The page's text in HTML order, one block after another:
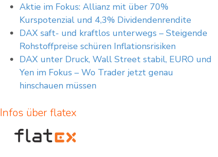
Aktie im Fokus: Allianz mit über 70%
Kurspotenzial und 4,3% Dividendenrendite
DAX saft- und kraftlos unterwegs – Steigende
Rohstoffpreise schüren Inflationsrisiken
DAX unter Druck, Wall Street stabil, EURO und
Yen im Fokus – Wo Trader jetzt genau
hinschauen müssen
Infos über flatex